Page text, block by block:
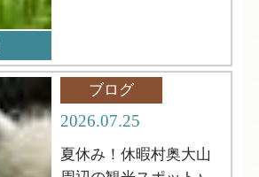
ブログ
2026.07.25
夏休み！休暇村奥大山